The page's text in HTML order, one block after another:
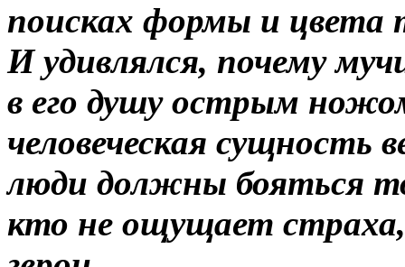
поисках формы и цвета
И удивлялся, почему
в его душу острым
человеческая сущность
люди должны бояться
кто не ощущает страха,